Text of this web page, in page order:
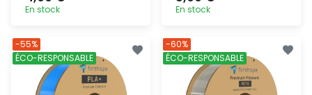
En stock
rapide
En stock
rapide
-55%
ÉCO-RESPONSABLE
-60%
ÉCO-RESPONSABLE